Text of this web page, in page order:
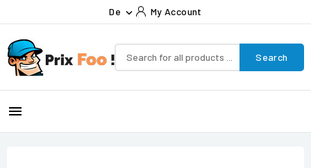
De  My Account
Search
